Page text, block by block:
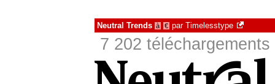
Neutral Trends à € par Timelesstype
7 202